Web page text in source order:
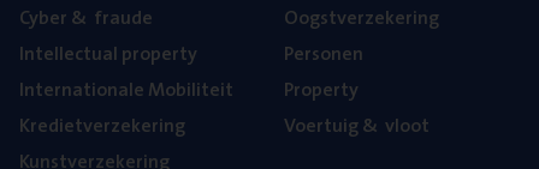
Cyber& fraude
Intel­lec­tu­al property
Inter­na­ti­o­na­le Mobiliteit
Kre­diet­ver­ze­ke­ring
Kunst­ver­ze­ke­ring
Oogst­ver­ze­ke­ring
Per­so­nen
Pro­per­ty
Voer­tuig& vloot